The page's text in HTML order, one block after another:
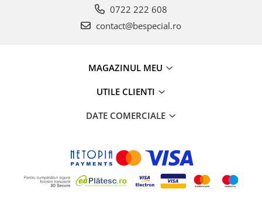
0722 222 608
contact@bespecial.ro
MAGAZINUL MEU
UTILE CLIENTI
DATE COMERCIALE